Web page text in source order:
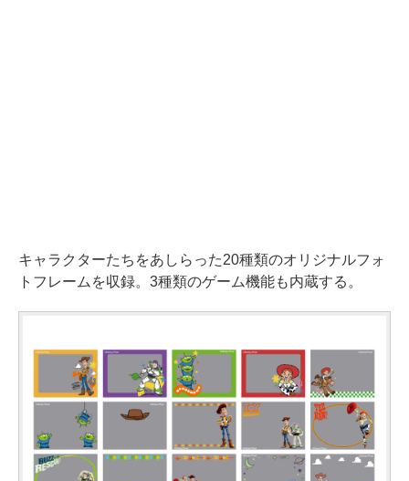
キャラクターたちをあしらった20種類のオリジナルフォ
トフレームを収録。3種類のゲーム機能も内蔵する。